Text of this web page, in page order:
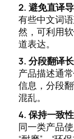
2. 避免直译
有些中文词
然，可利用
道表达。
3. 分段翻译
产品描述通
信息，分段
混乱。
4. 保持一致性
同一类产品使